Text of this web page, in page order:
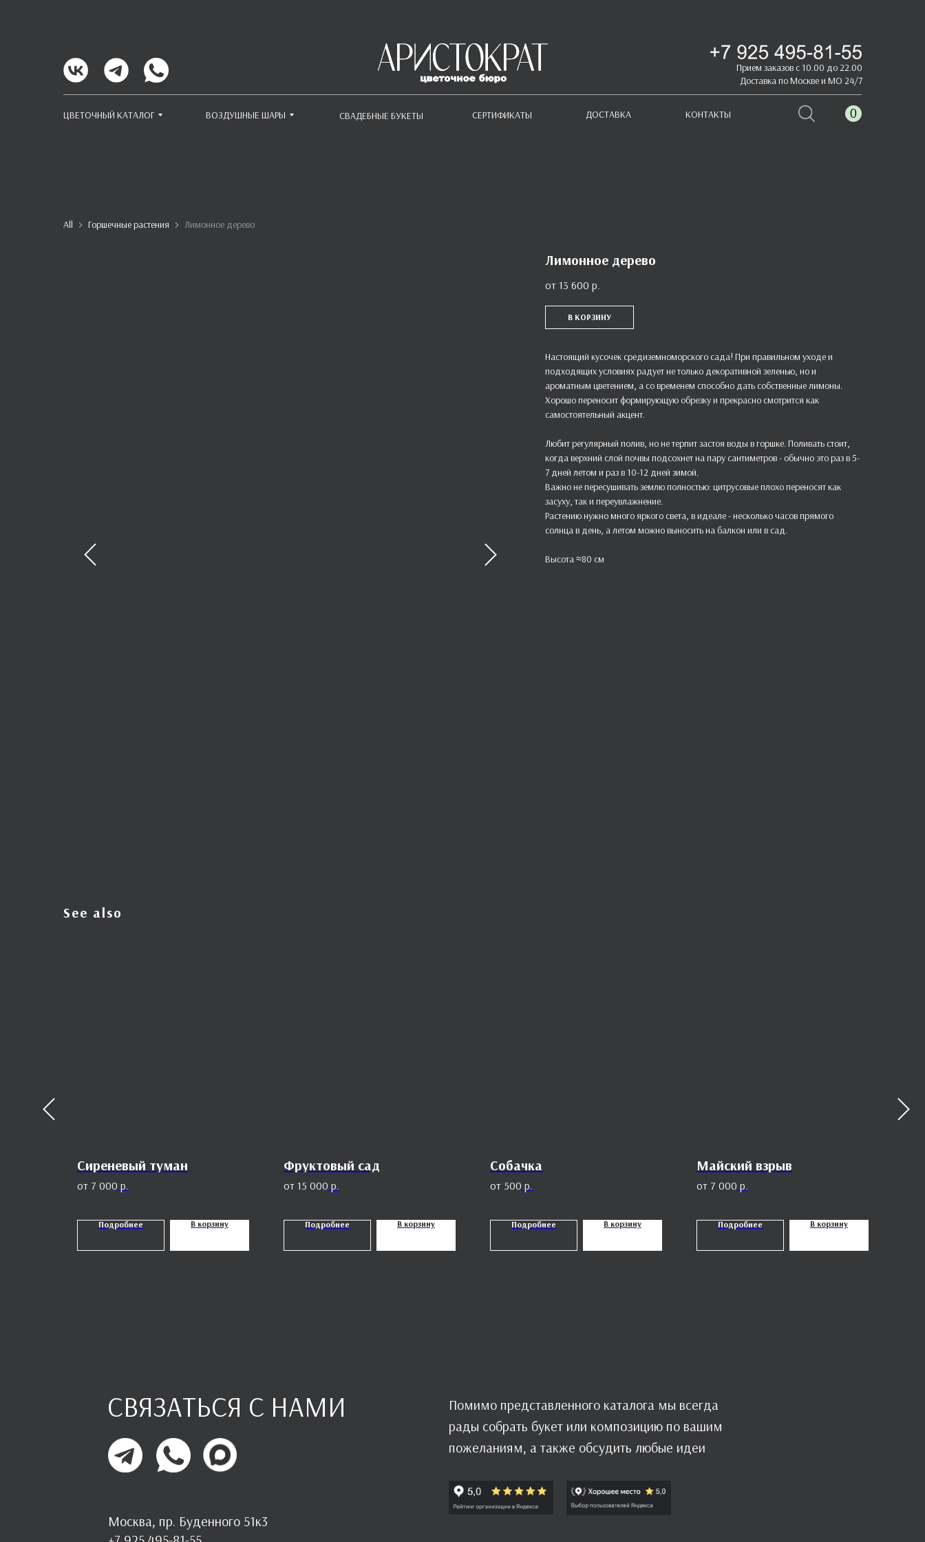
ЦВЕТОЧНЫЙ КАТАЛОГ СВАДЕБНЫЕ БУКЕТЫ
ВОЗДУШНЫЕ ШАРЫ ДОСТАВКА КОНТАКТЫ
СЕРТИФИКАТЫ 0
Доставка по Москве и МО 24/7
Прием заказов с 10.00 до 22.00
All Горшечные растения Лимонное дерево
Лимонное дерево
13 600 р.
В КОРЗИНУ
Настоящий кусочек средиземноморского сада! При правильном уходе и
подходящих условиях радует не только декоративной зеленью, но и
ароматным цветением, а со временем способно дать собственные лимоны.
Хорошо переносит формирующую обрезку и прекрасно смотрится как
самостоятельный акцент.
Любит регулярный полив, но не терпит застоя воды в горшке. Поливать стоит,
когда верхний слой почвы подсохнет на пару сантиметров - обычно это раз в 5-
7 дней летом и раз в 10-12 дней зимой.
Важно не пересушивать землю полностью: цитрусовые плохо переносят как
засуху, так и переувлажнение.
Растению нужно много яркого света, в идеале - несколько часов прямого
солнца в день, а летом можно выносить на балкон или в сад.
Высота ≈80 см
See also
Сиреневый туман
7 000 р.
Подробнее В корзину
Фруктовый сад
15 000 р.
Подробнее В корзину
Собачка
500 р.
Подробнее В корзину
Майский взрыв
7 000 р.
Подробнее В корзину
Москва, пр. Буденного 51к3
СВЯЗАТЬСЯ С НАМИ
Помимо представленного каталога мы всегда
рады собрать букет или композицию по вашим
пожеланиям, а также обсудить любые идеи